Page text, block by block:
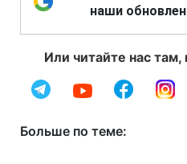
наши
Или читайте нас там,
Больше по теме: